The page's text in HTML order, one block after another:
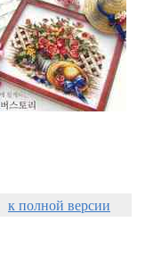
к полной версии